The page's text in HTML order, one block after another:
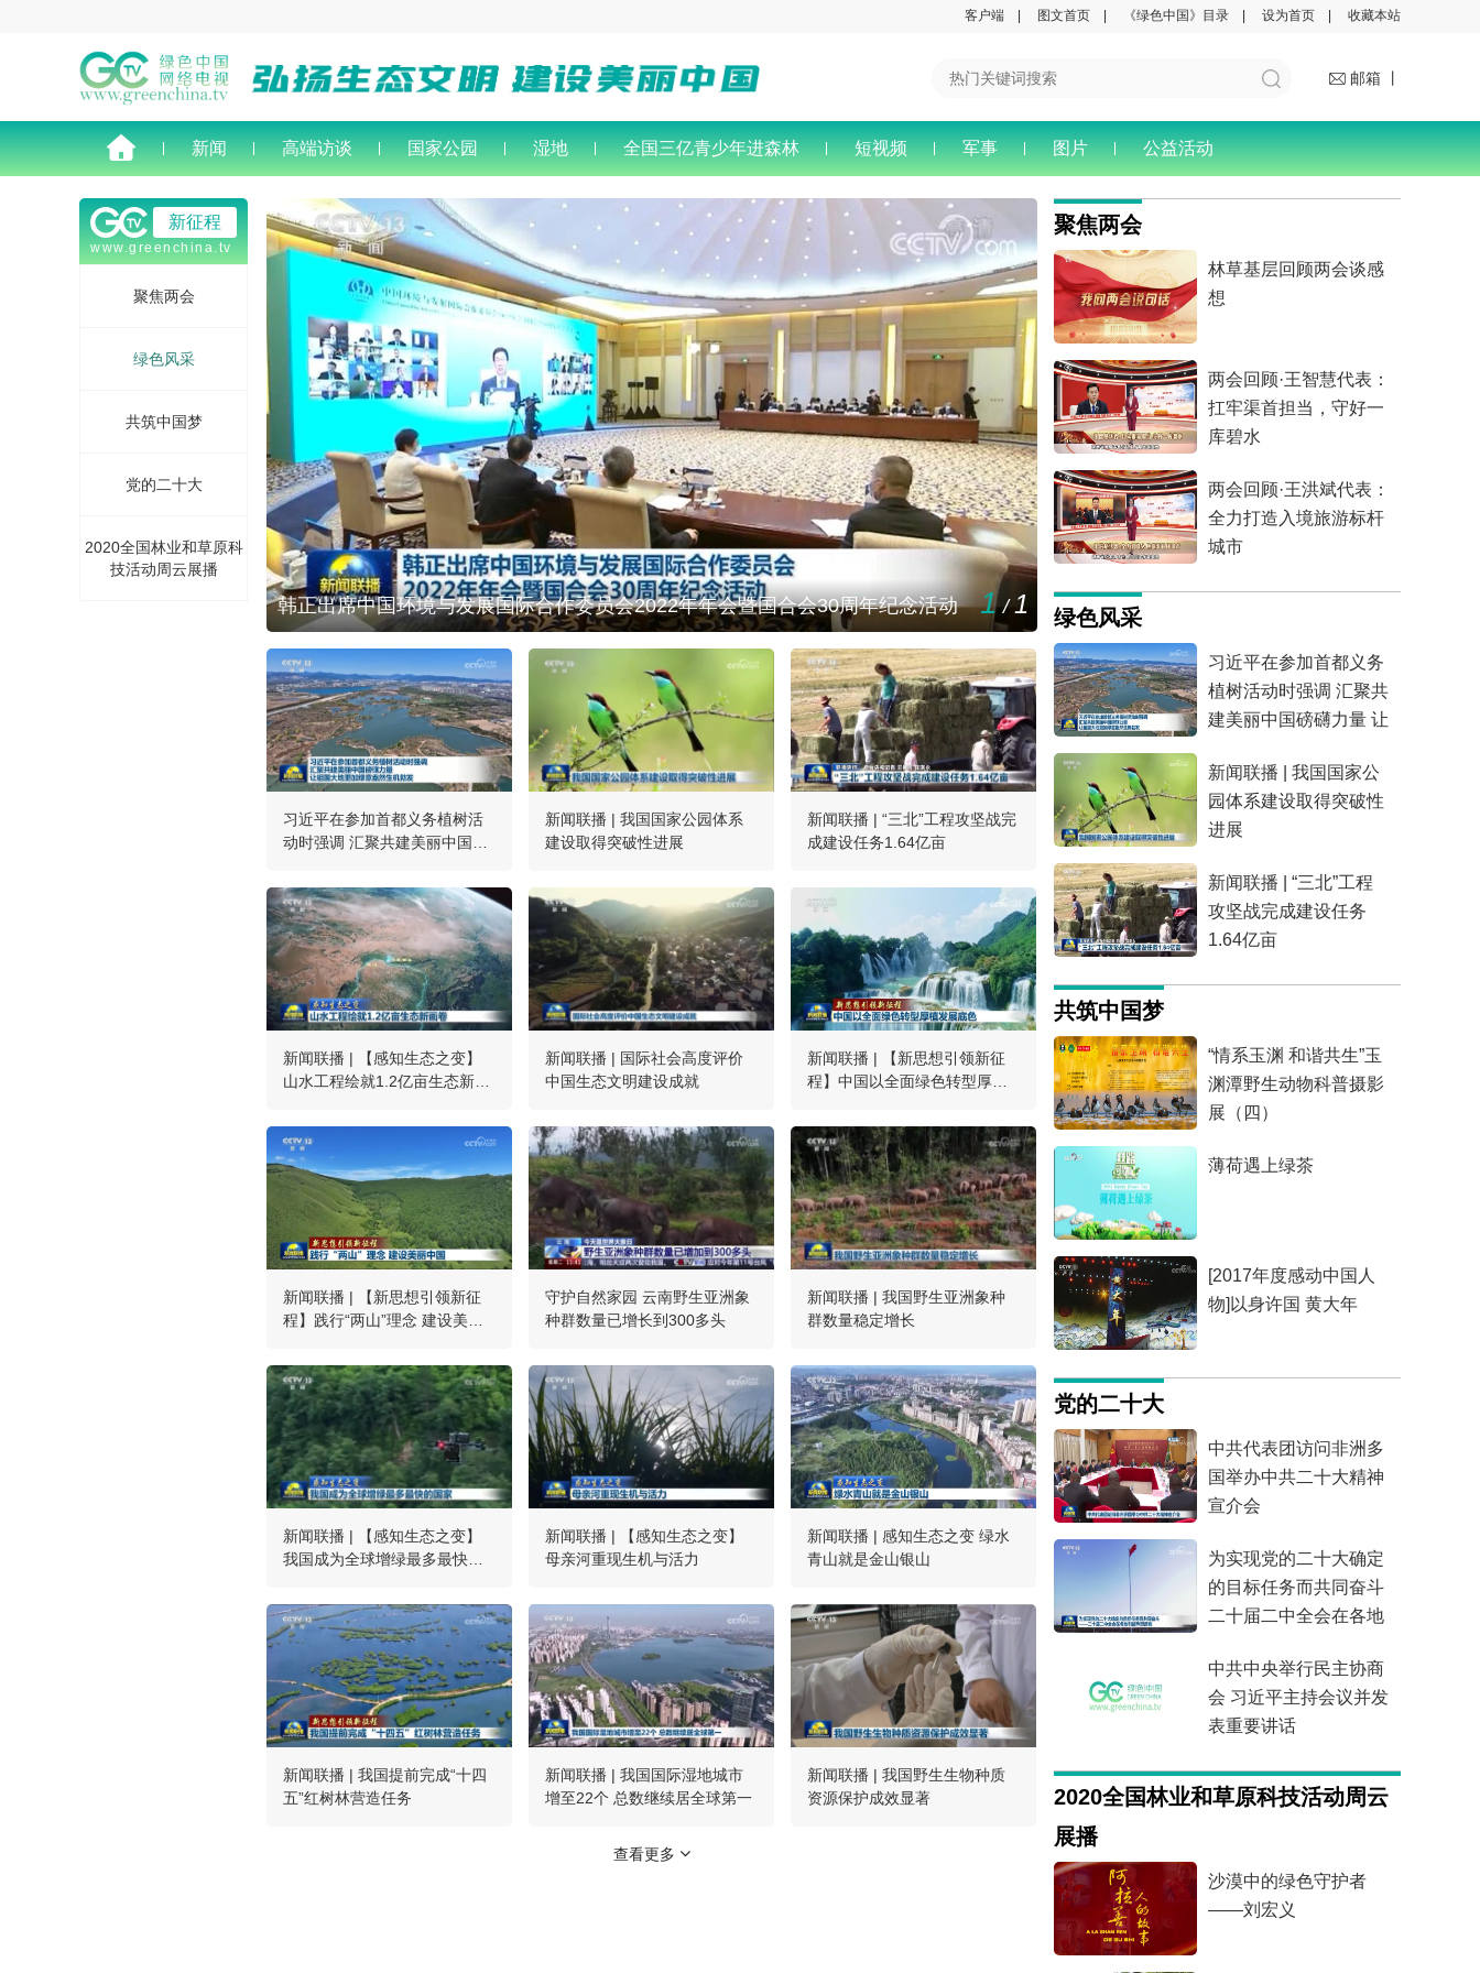
客户端 图文首页 《绿色中国》目录 设为首页 收藏本站
邮箱 丨
新闻 高端访谈 国家公园 湿地 全国三亿青少年进森林 短视频 军事 图片 公益活动
新征程
www.greenchina.tv
聚焦两会
绿色风采
共筑中国梦
党的二十大
2020全国林业和草原科
技活动周云展播
韩正出席中国环境与发展国际合作委员会2022年年会暨国合会30周年纪念活动 1/ 1
习近平在参加首都义务植树活
动时强调 汇聚共建美丽中国磅
然生机勃发
新闻联播 | 我国国家公园体系
建设取得突破性进展
新闻联播 | “三北”工程攻坚战完
成建设任务1.64亿亩
新闻联播 | 【感知生态之变】
山水工程绘就1.2亿亩生态新画
新闻联播 | 国际社会高度评价
中国生态文明建设成就
新闻联播 | 【新思想引领新征
程】中国以全面绿色转型厚植
新闻联播 | 【新思想引领新征
程】践行“两山”理念 建设美丽
守护自然家园 云南野生亚洲象
种群数量已增长到300多头
新闻联播 | 我国野生亚洲象种
群数量稳定增长
新闻联播 | 【感知生态之变】
我国成为全球增绿最多最快的
新闻联播 | 【感知生态之变】
母亲河重现生机与活力
新闻联播 | 感知生态之变 绿水
青山就是金山银山
新闻联播 | 我国提前完成“十四
五”红树林营造任务
新闻联播 | 我国国际湿地城市
增至22个 总数继续居全球第一
新闻联播 | 我国野生生物种质
资源保护成效显著
查看更多
聚焦两会
林草基层回顾两会谈感
想
两会回顾·王智慧代表：
扛牢渠首担当，守好一
库碧水
两会回顾·王洪斌代表：
全力打造入境旅游标杆
城市
绿色风采
习近平在参加首都义务
植树活动时强调 汇聚共
建美丽中国磅礴力量 让
生机勃发
新闻联播 | 我国国家公
园体系建设取得突破性
进展
新闻联播 | “三北”工程
攻坚战完成建设任务
1.64亿亩
共筑中国梦
“情系玉渊 和谐共生”玉
渊潭野生动物科普摄影
展（四）
薄荷遇上绿茶
[2017年度感动中国人
物]以身许国 黄大年
党的二十大
中共代表团访问非洲多
国举办中共二十大精神
宣介会
为实现党的二十大确定
的目标任务而共同奋斗
二十届二中全会在各地
中共中央举行民主协商
会 习近平主持会议并发
表重要讲话
2020全国林业和草原科技活动周云
展播
沙漠中的绿色守护者
——刘宏义